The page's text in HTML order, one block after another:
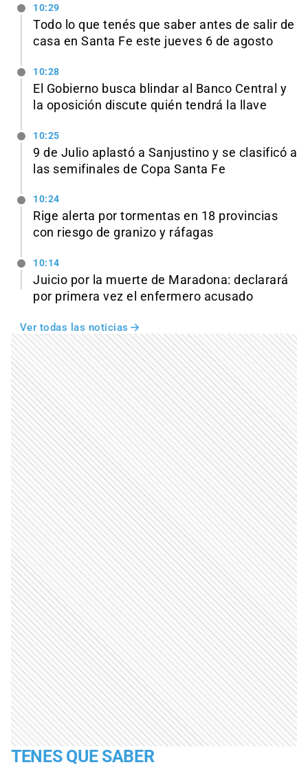
10:29
Todo lo que tenés que saber antes de salir de
casa en Santa Fe este jueves 6 de agosto
10:28
El Gobierno busca blindar al Banco Central y
la oposición discute quién tendrá la llave
10:25
9 de Julio aplastó a Sanjustino y se clasificó a
las semifinales de Copa Santa Fe
10:24
Rige alerta por tormentas en 18 provincias
con riesgo de granizo y ráfagas
10:14
Juicio por la muerte de Maradona: declarará
por primera vez el enfermero acusado
Ver todas las noticias
TENES QUE SABER